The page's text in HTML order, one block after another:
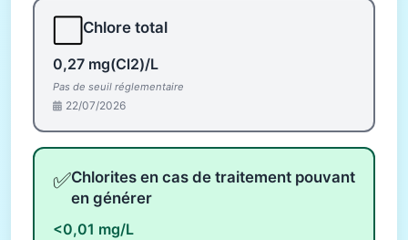
Chlore total
0,27 mg(Cl2)/L
Pas de seuil réglementaire
22/07/2026
✅Chlorites en cas de traitement pouvant
en générer
<0,01 mg/L